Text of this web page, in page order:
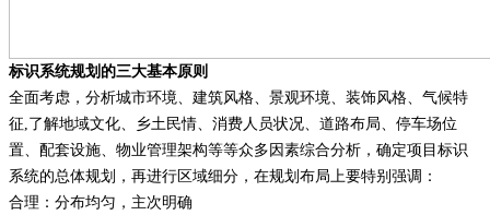
标识系统规划的三大基本原则
全面考虑，分析城市环境、建筑风格、景观环境、装饰风格、气候特
征 ,了解地域文化、乡土民情、消费人员状况、道路布局、停车场位
置、配套设施、物业管理架构等等众多因素综合分析，确定项目标识
系统的总体规划，再进行区域细分，在规划布局上要特别强调：
合理：分布均匀，主次明确